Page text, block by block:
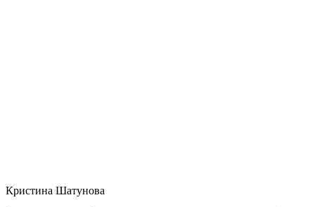
Кристина Шатунова